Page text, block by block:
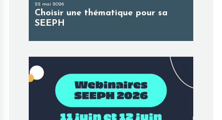
22 mai 2026
Choisir une thématique pour sa
SEEPH